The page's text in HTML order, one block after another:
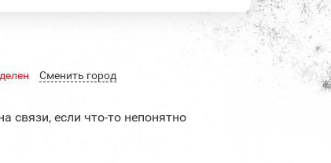
Cменить город
связи, если что-то непонятно